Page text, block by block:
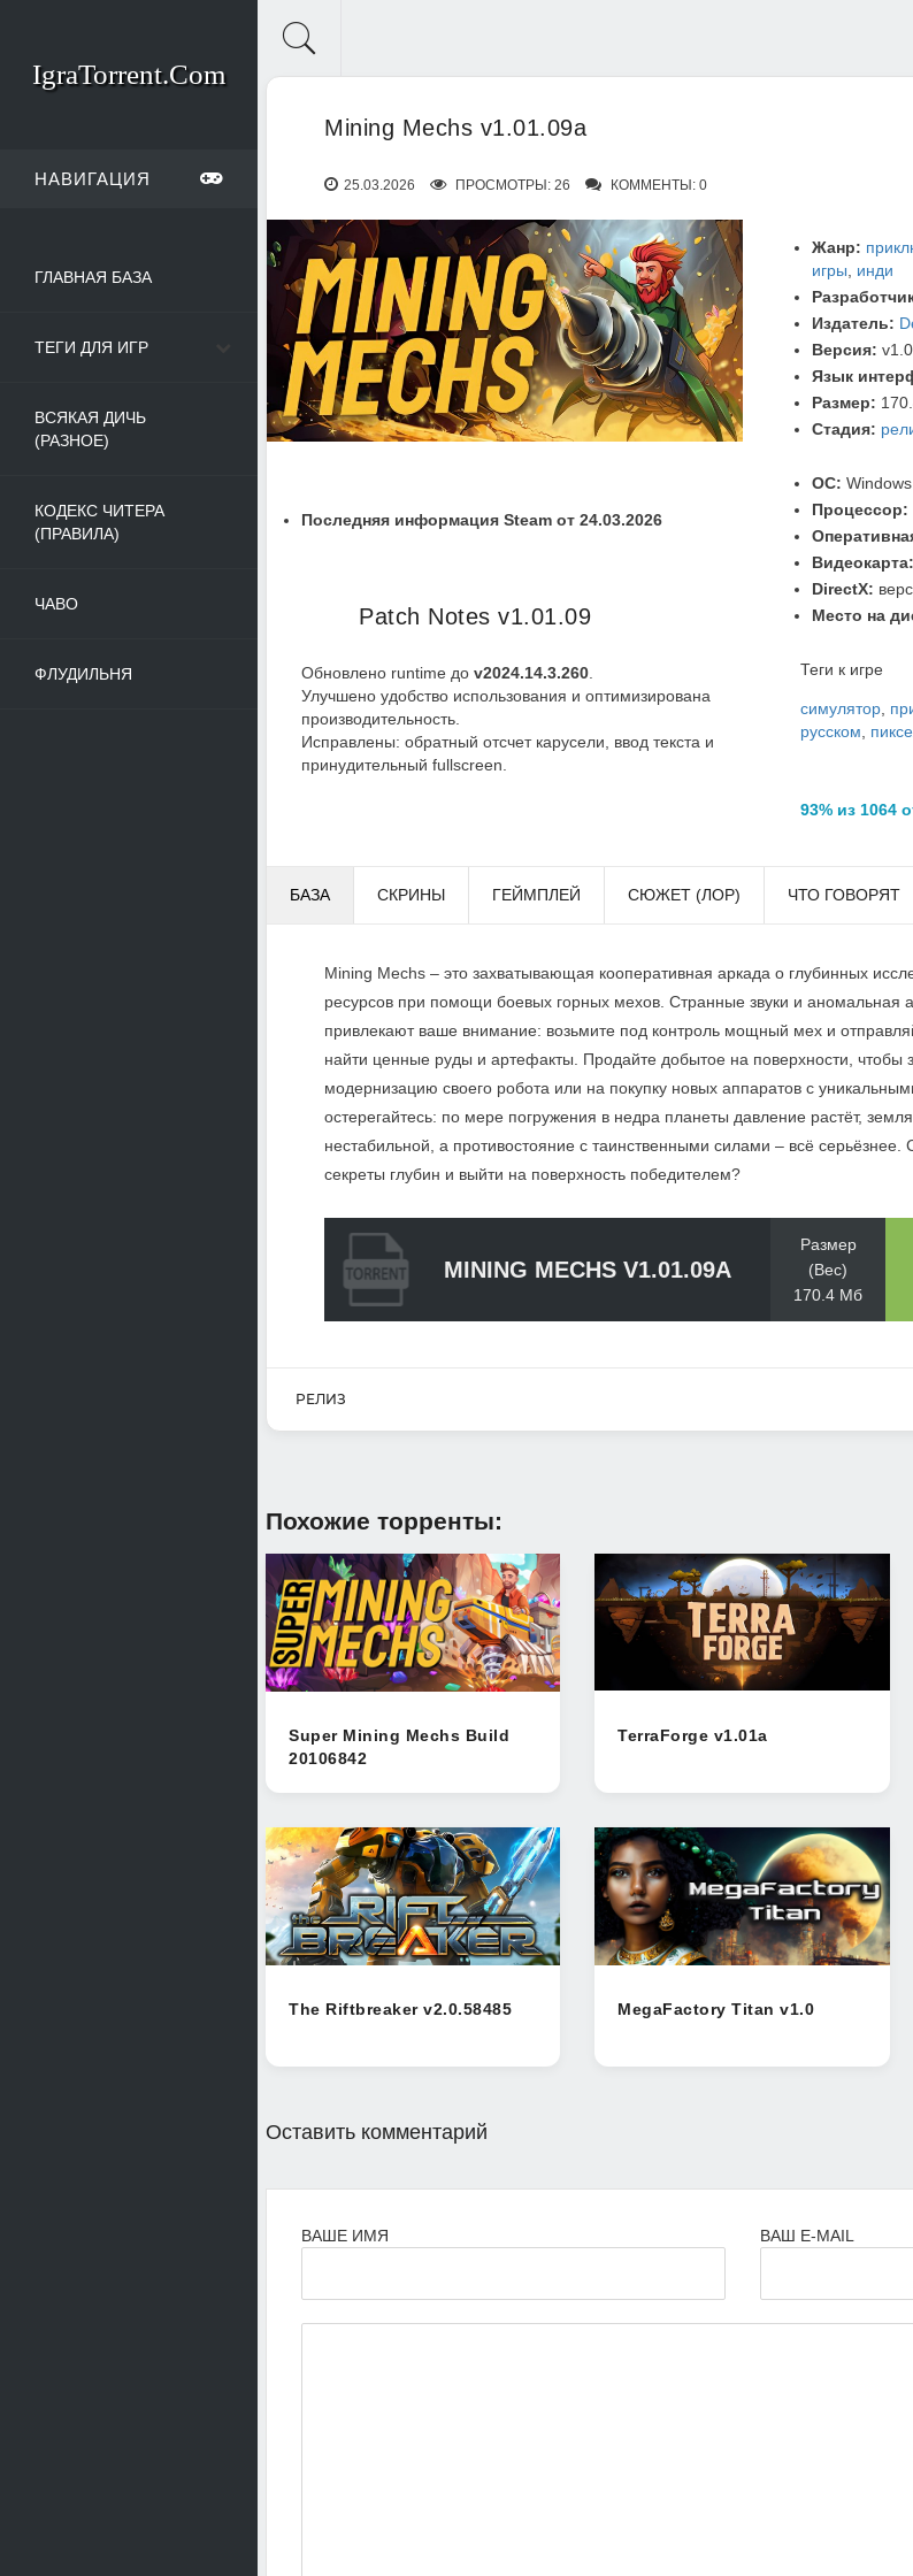
IgraTorrent.Com
НАВИГАЦИЯ
ГЛАВНАЯ БАЗА
ТЕГИ ДЛЯ ИГР
ВСЯКАЯ ДИЧЬ
(РАЗНОЕ)
КОДЕКС ЧИТЕРА
(ПРАВИЛА)
ЧАВО
ФЛУДИЛЬНЯ
Mining Mechs v1.01.09a
25.03.2026 ПРОСМОТРЫ: 26 КОММЕНТЫ: 0
Последняя информация Steam от 24.03.2026
Patch Notes v1.01.09
Обновлено runtime до v2024.14.3.260
Улучшено удобство использования и оптимизирована
производительность.
Исправлены: обратный отсчет карусели, ввод текста и
принудительный fullscreen.
Жанр:
игры
инди
Издатель:
Версия:
Язык
Размер:
Стадия:
ОС:
Процессор:
Видеокарта:
DirectX:
Место на
Теги к игре
симулятор,
русском
93% из 1064
БАЗА СКРИНЫ ГЕЙМПЛЕЙ СЮЖЕТ (ЛОР) ЧТО ГОВОРЯТ
Mining Mechs – это захватывающая кооперативная аркада о глубинных
ресурсов при помощи боевых горных мехов. Странные звуки и аномальная
привлекают ваше внимание: возьмите под контроль мощный мех и
найти ценные руды и артефакты. Продайте добытое на поверхности, чтобы
модернизацию своего робота или на покупку новых аппаратов с
остерегайтесь: по мере погружения в недра планеты давление растёт,
нестабильной, а противостояние с таинственными силами – всё
секреты глубин и выйти на поверхность победителем?
MINING MECHS V1.01.09A
Размер
(Вес)
170.4 Мб
РЕЛИЗ
Похожие торренты:
Super Mining Mechs Build
20106842
TerraForge v1.01a
The Riftbreaker v2.0.58485 MegaFactory Titan v1.0
Оставить комментарий
ВАШЕ ИМЯ ВАШ E-MAIL